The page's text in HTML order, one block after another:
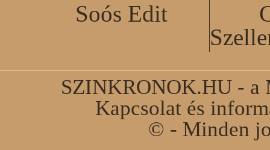
Soós Edit
SZINKRONOK.HU - a
Kapcsolat és
© - Minden